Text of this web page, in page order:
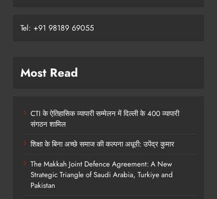
Tel: +91 98189 69055
Most Read
CTI के ऐतिहासिक व्यापारी सम्मेलन में दिल्ली के 400 व्यापारी
संगठन शामिल
शिक्षा के बिना अच्छे समाज की कल्पना अधूरी: उपेंद्र कुमार
The Makkah Joint Defence Agreement: A New
Strategic Triangle of Saudi Arabia, Turkiye and
Pakistan